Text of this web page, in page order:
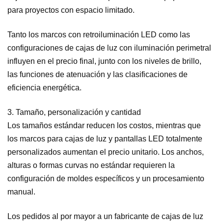
para proyectos con espacio limitado.
Tanto los marcos con retroiluminación LED como las
configuraciones de cajas de luz con iluminación perimetral
influyen en el precio final, junto con los niveles de brillo,
las funciones de atenuación y las clasificaciones de
eficiencia energética.
3. Tamaño, personalización y cantidad
Los tamaños estándar reducen los costos, mientras que
los marcos para cajas de luz y pantallas LED totalmente
personalizados aumentan el precio unitario. Los anchos,
alturas o formas curvas no estándar requieren la
configuración de moldes específicos y un procesamiento
manual.
Los pedidos al por mayor a un fabricante de cajas de luz